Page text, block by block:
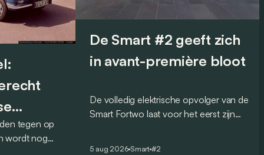
tegen op
wordt nog
De Smart #2 geeft zich
in avant-première bloot
De volledig elektrische opvolger van de
Smart Fortwo laat voor het eerst zijn
5 aug 2026 Smart #2